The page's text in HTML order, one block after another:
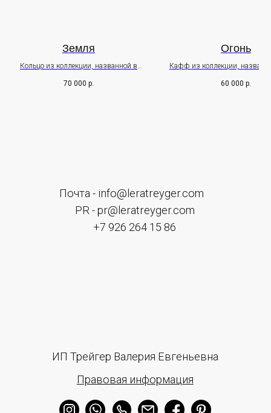
Земля
Кольцо из коллекции, названной в
Kaori.
70 000 р.
Огонь
Кафф из коллекции,
Kaori
60 000 р.
ПОДПИСАТЬСЯ